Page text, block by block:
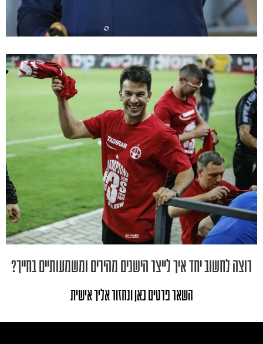
רוצה לחשוב יחד איך לייצר הישגים מהירים ומשמעותיים בחייך?
השאר פרטים כאן ונחזור אליך אישית